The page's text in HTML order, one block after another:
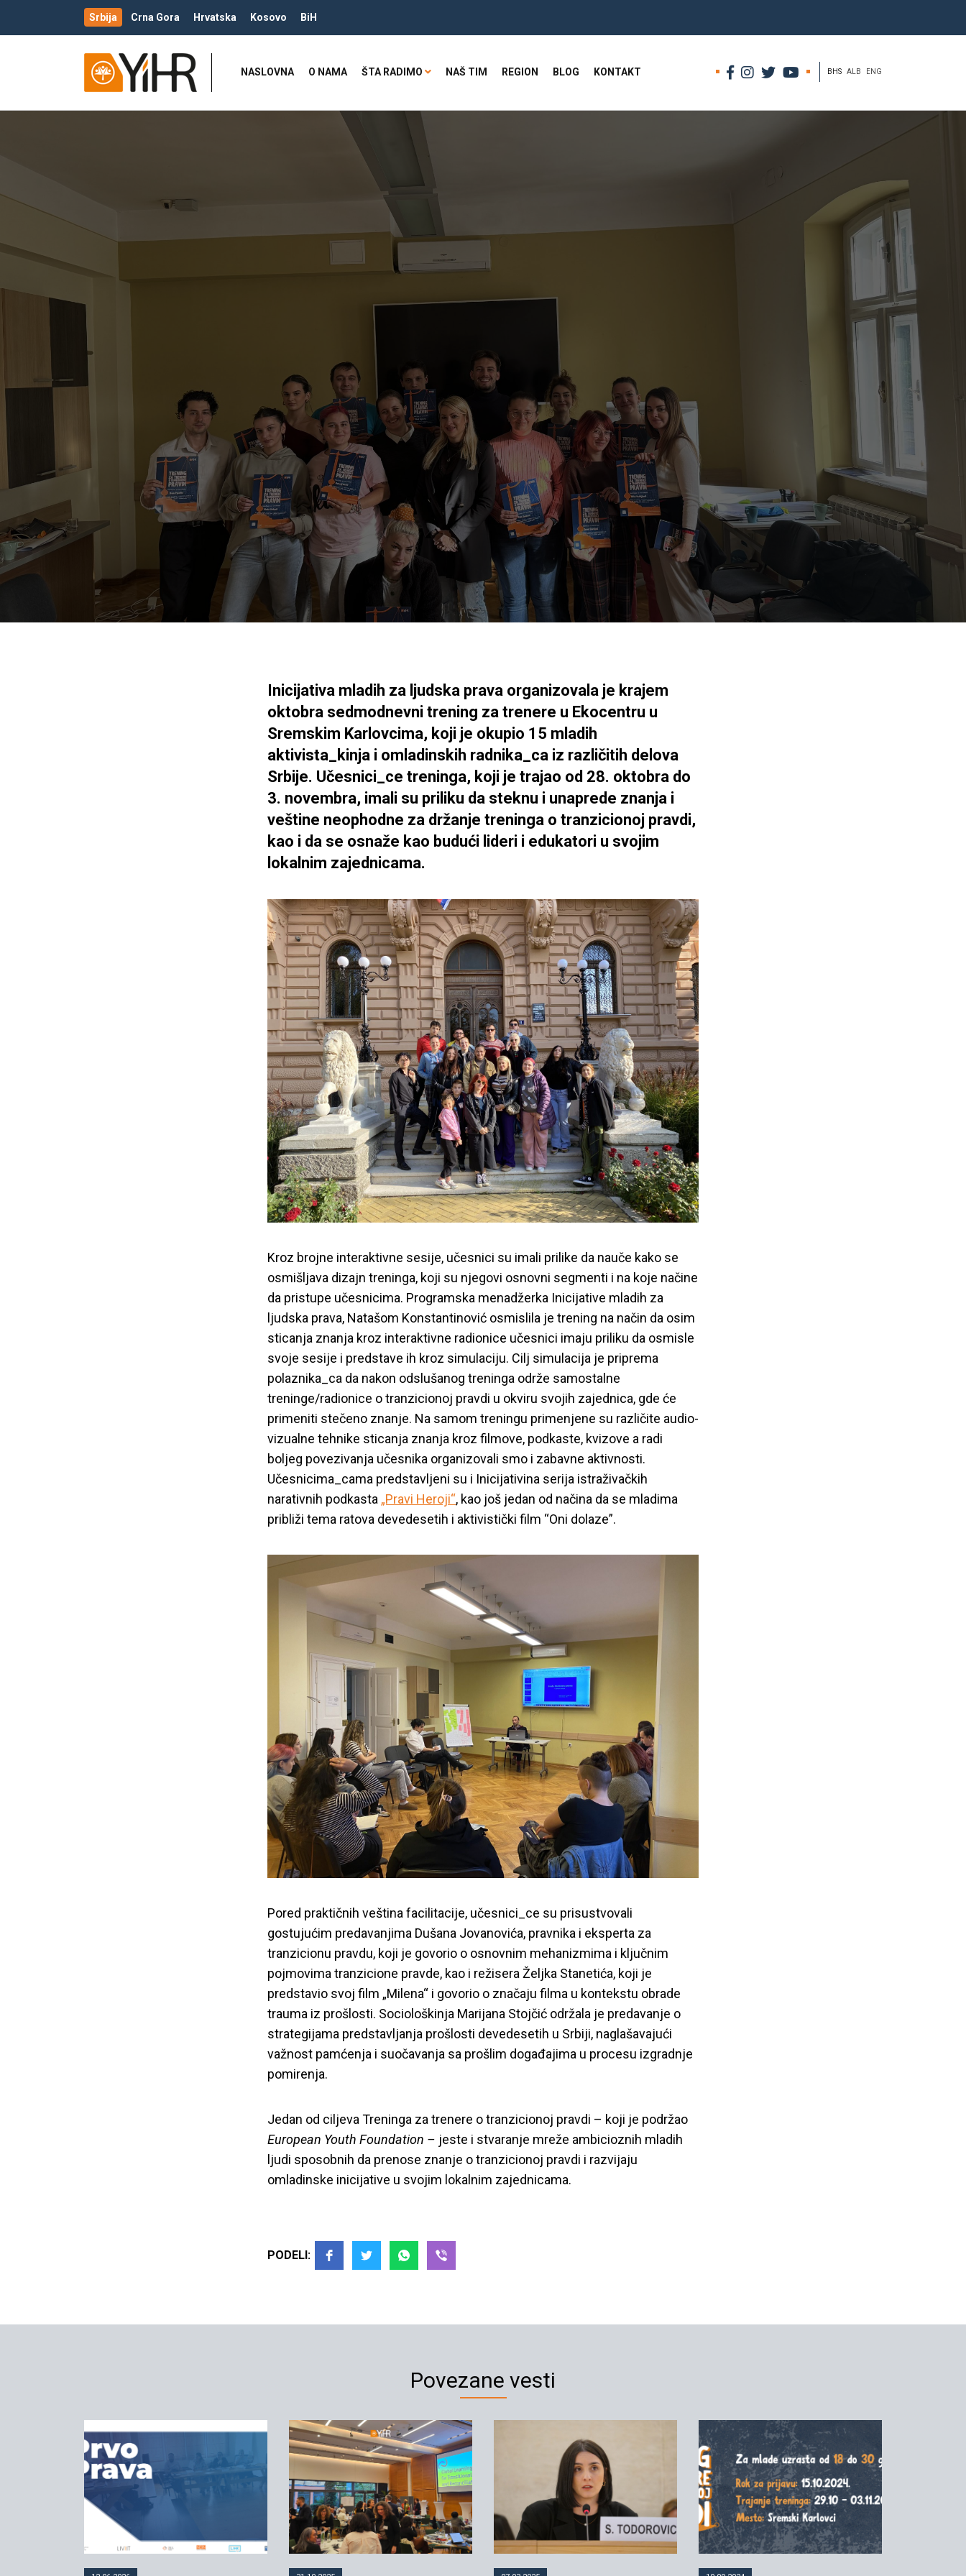
Srbija Crna Gora Hrvatska Kosovo BiH
NASLOVNA O NAMA ŠTA RADIMO NAŠ TIM REGION BLOG KONTAKT BHS ALB ENG
Inicijativa mladih organizovala Trening za
trenere o tranzicionoj pravdi
15.12.2024 YIHR
Inicijativa mladih za ljudska prava organizovala je krajem
oktobra sedmodnevni trening za trenere u Ekocentru u
Sremskim Karlovcima, koji je okupio 15 mladih
aktivista_kinja i omladinskih radnika_ca iz različitih delova
Srbije. Učesnici_ce treninga, koji je trajao od 28. oktobra do
3. novembra, imali su priliku da steknu i unaprede znanja i
veštine neophodne za držanje treninga o tranzicionoj pravdi,
kao i da se osnaže kao budući lideri i edukatori u svojim
lokalnim zajednicama.
Kroz brojne interaktivne sesije, učesnici su imali prilike da nauče kako se
osmišljava dizajn treninga, koji su njegovi osnovni segmenti i na koje načine
da pristupe učesnicima. Programska menadžerka Inicijative mladih za
ljudska prava, Natašom Konstantinović osmislila je trening na način da osim
sticanja znanja kroz interaktivne radionice učesnici imaju priliku da osmisle
svoje sesije i predstave ih kroz simulaciju. Cilj simulacija je priprema
polaznika_ca da nakon odslušanog treninga održe samostalne
treninge/radionice o tranzicionoj pravdi u okviru svojih zajednica, gde će
primeniti stečeno znanje. Na samom treningu primenjene su različite audio-
vizualne tehnike sticanja znanja kroz filmove, podkaste, kvizove a radi
boljeg povezivanja učesnika organizovali smo i zabavne aktivnosti.
Učesnicima_cama predstavljeni su i Inicijativina serija istraživačkih
narativnih podkasta „Pravi Heroji“, kao još jedan od načina da se mladima
približi tema ratova devedesetih i aktivistički film “Oni dolaze”.
Pored praktičnih veština facilitacije, učesnici_ce su prisustvovali
gostujućim predavanjima Dušana Jovanovića, pravnika i eksperta za
tranzicionu pravdu, koji je govorio o osnovnim mehanizmima i ključnim
pojmovima tranzicione pravde, kao i režisera Željka Stanetića, koji je
predstavio svoj film „Milena“ i govorio o značaju filma u kontekstu obrade
trauma iz prošlosti. Sociološkinja Marijana Stojčić održala je predavanje o
strategijama predstavljanja prošlosti devedesetih u Srbiji, naglašavajući
važnost pamćenja i suočavanja sa prošlim događajima u procesu izgradnje
pomirenja.
Jedan od ciljeva Treninga za trenere o tranzicionoj pravdi – koji je podržao
European Youth Foundation – jeste i stvaranje mreže ambicioznih mladih
ljudi sposobnih da prenose znanje o tranzicionoj pravdi i razvijaju
omladinske inicijative u svojim lokalnim zajednicama.
PODELI:
Povezane vesti